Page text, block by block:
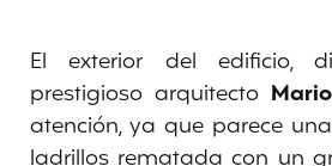
El exterior del edificio,
prestigioso arquitecto
atención, ya que parece
ladrillos rematada con un